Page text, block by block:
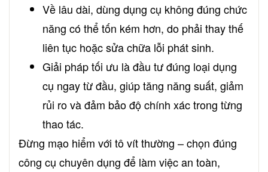
Về lâu dài, dùng dụng cụ không đúng chức
năng có thể tốn kém hơn, do phải thay thế
liên tục hoặc sửa chữa lỗi phát sinh.
Giải pháp tối ưu là đầu tư đúng loại dụng
cụ ngay từ đầu, giúp tăng năng suất, giảm
rủi ro và đảm bảo độ chính xác trong từng
thao tác.
Đừng mạo hiểm với tô vít thường – chọn đúng
công cụ chuyên dụng để làm việc an toàn,